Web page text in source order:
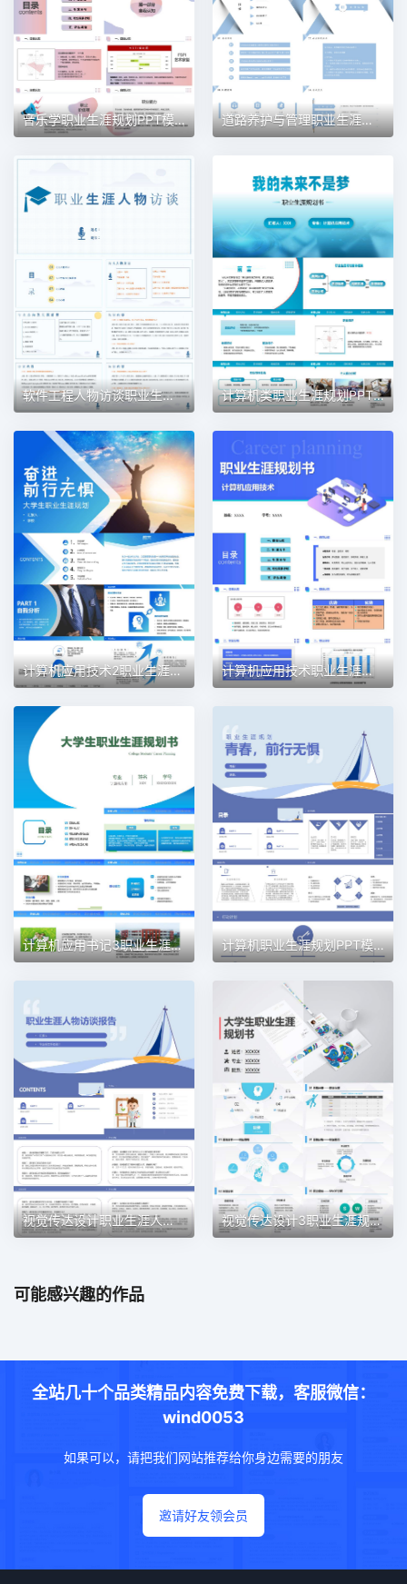
音乐学职业生涯规划PPT模板 道路养护与管理职业生涯规划PPT模板
软件工程人物访谈职业生涯规划PPT模板 计算机类职业生涯规划PPT模板
计算机应用技术2职业生涯规划PPT模板 计算机应用技术职业生涯规划PPT模板
计算机应用书记3职业生涯规划PPT模板 计算机职业生涯规划PPT模板
视觉传达设计职业生涯人物访谈职业生涯规划PPT模板 视觉传达设计3职业生涯规划PPT模板
可能感兴趣的作品
全站几十个品类精品内容免费下载，客服微信：
wind0053
如果可以，请把我们网站推荐给你身边需要的朋友
邀请好友领会员